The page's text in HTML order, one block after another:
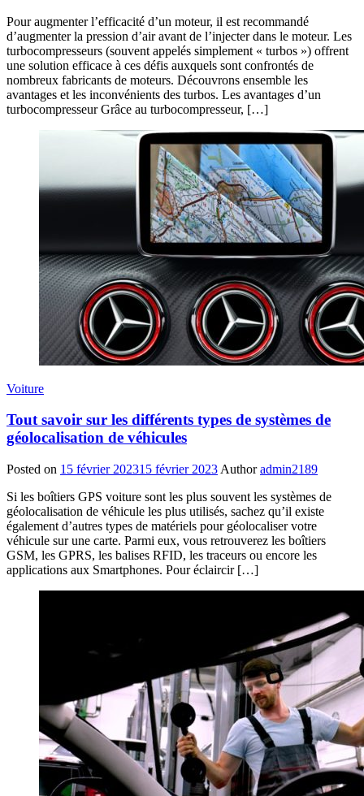
Pour augmenter l’efficacité d’un moteur, il est recommandé
d’augmenter la pression d’air avant de l’injecter dans le moteur. Les
turbocompresseurs (souvent appelés simplement « turbos ») offrent
une solution efficace à ces défis auxquels sont confrontés de
nombreux fabricants de moteurs. Découvrons ensemble les
avantages et les inconvénients des turbos. Les avantages d’un
turbocompresseur Grâce au turbocompresseur, […]
Voiture
Tout savoir sur les différents types de systèmes de
géolocalisation de véhicules
Posted on 15 février 202315 février 2023 Author admin2189
Si les boîtiers GPS voiture sont les plus souvent les systèmes de
géolocalisation de véhicule les plus utilisés, sachez qu’il existe
également d’autres types de matériels pour géolocaliser votre
véhicule sur une carte. Parmi eux, vous retrouverez les boîtiers
GSM, les GPRS, les balises RFID, les traceurs ou encore les
applications aux Smartphones. Pour éclaircir […]